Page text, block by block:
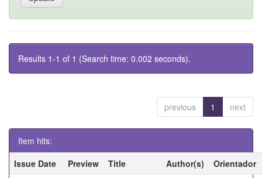
Results 1-1 of 1 (Search time: 0.002 seconds).
previous 1 next
Item hits:
Issue Date
Preview Title Author(s)
Orientador